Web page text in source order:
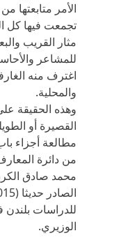
الأمر متابعتها
تجمعت فيها كل
مثار القريب
للمشاعر
اغترف منه
والمحلية.
وهذه الحقيقة
القصيرة أو
مطالعة أجزاء
من دائرة
محمد صادق
الوزيري.